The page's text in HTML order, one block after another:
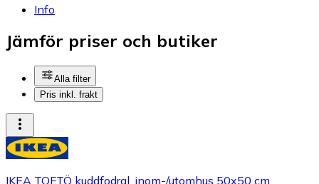
Info
Jämför priser och butiker
Alla filter
Pris inkl. frakt
IKEA TOFTÖ kuddfodral, inom-/utomhus 50x50 cm